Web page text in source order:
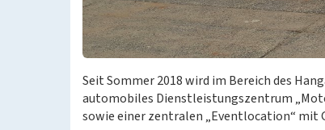
Seit Sommer 2018 wird im Bereich des
automobiles Dienstleistungszentrum
sowie einer zentralen „Eventlocation“